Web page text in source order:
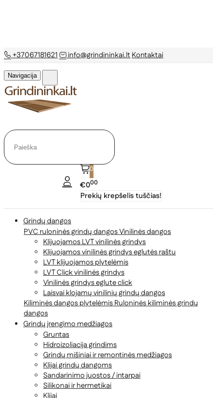
+37067181621 info@grindininkai.lt Kontaktai
Navigacija
0
€000
Prekių krepšelis tuščias!
Grindų dangos
PVC ruloninės grindų dangosVinilinės dangos
Klijuojamos LVT vinilinės grindys
Klijuojamos vinilinės grindys eglutės raštu
LVT klijuojamos plytelėmis
LVT Click vinilinės grindys
Vinilinės grindys eglute click
Laisvai klojamų vinilinių grindų dangos
Kiliminės dangos plytelėmisRuloninės kiliminės grindų
dangos
Grindų įrengimo medžiagos
Gruntas
Hidroizoliacija grindims
Grindų mišiniai ir remontinės medžiagos
Klijai grindų dangoms
Sandarinimo juostos / intarpai
Silikonai ir hermetikai
Klijai